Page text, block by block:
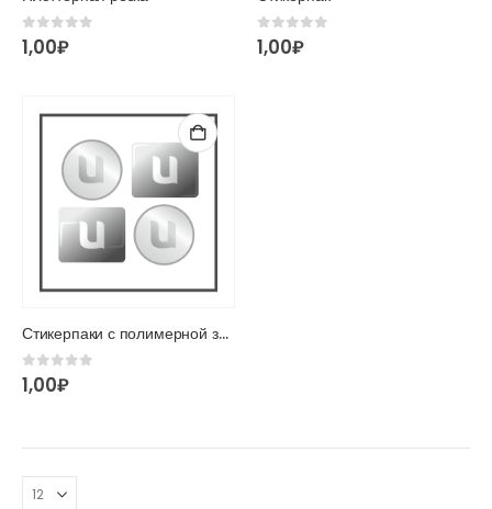
0 из 5
1,00₽ 0 из 5
1,00₽
Стикерпаки с полимерной заливкой
0 из 5
1,00₽